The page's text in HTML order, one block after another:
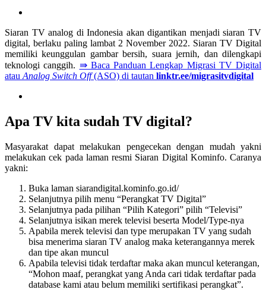
Siaran TV analog di Indonesia akan digantikan menjadi siaran TV
digital, berlaku paling lambat 2 November 2022. Siaran TV Digital
memiliki keunggulan gambar bersih, suara jernih, dan dilengkapi
teknologi canggih. ⇛ Baca Panduan Lengkap Migrasi TV Digital
atau Analog Switch Off(ASO) di tautan linktr.ee/migrasitvdigital
Apa TV kita sudah TV digital?
Masyarakat dapat melakukan pengecekan dengan mudah yakni
melakukan cek pada laman resmi Siaran Digital Kominfo. Caranya
yakni:
Buka laman siarandigital.kominfo.go.id/
Selanjutnya pilih menu “Perangkat TV Digital”
Selanjutnya pada pilihan “Pilih Kategori” pilih “Televisi”
Selanjutnya isikan merek televisi beserta Model/Type-nya
Apabila merek televisi dan type merupakan TV yang sudah
bisa menerima siaran TV analog maka keterangannya merek
dan tipe akan muncul
Apabila televisi tidak terdaftar maka akan muncul keterangan,
“Mohon maaf, perangkat yang Anda cari tidak terdaftar pada
database kami atau belum memiliki sertifikasi perangkat”.